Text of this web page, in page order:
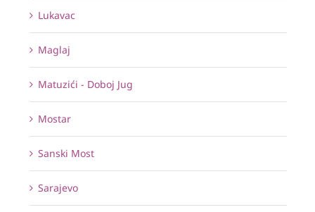
Lukavac
Maglaj
Matuzići - Doboj Jug
Mostar
Sanski Most
Sarajevo